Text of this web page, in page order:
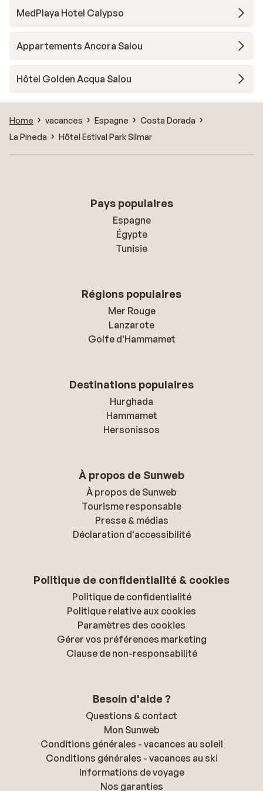
MedPlaya Hotel Calypso
Appartements Ancora Salou
Hôtel Golden Acqua Salou
Home vacances Espagne
Costa Dorada
La Pineda
Hôtel Estival Park Silmar
Pays populaires
Espagne
Égypte
Tunisie
Régions populaires
Mer Rouge
Lanzarote
Golfe d'Hammamet
Destinations populaires
Hurghada
Hammamet
Hersonissos
À propos de Sunweb
À propos de Sunweb
Tourisme responsable
Presse & médias
Déclaration d'accessibilité
Politique de confidentialité & cookies
Politique de confidentialité
Politique relative aux cookies
Paramètres des cookies
Gérer vos préférences marketing
Clause de non-responsabilité
Besoin d'aide ?
Questions & contact
Mon Sunweb
Conditions générales - vacances au soleil
Conditions générales - vacances au ski
Informations de voyage
Nos garanties